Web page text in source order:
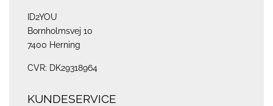
ID2YOU
Bornholmsvej 10
7400 Herning
CVR: DK29318964
KUNDESERVICE